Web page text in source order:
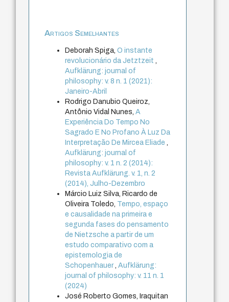
Artigos Semelhantes
Deborah Spiga,O instante
revolucionário da Jetztzeit,
Aufklärung: journal of
philosophy: v. 8 n. 1 (2021):
Janeiro-Abril
Rodrigo Danubio Queiroz,
Antônio Vidal Nunes,A
Experiência Do Tempo No
Sagrado E No Profano À Luz Da
Interpretação De Mircea Eliade,
Aufklärung: journal of
philosophy: v. 1 n. 2 (2014):
Revista Aufklärung. v. 1, n. 2
(2014), Julho-Dezembro
Márcio Luiz Silva, Ricardo de
Oliveira Toledo, Tempo, espaço
e causalidade na primeira e
segunda fases do pensamento
de Nietzsche a partir de um
estudo comparativo com a
epistemologia de
Schopenhauer,Aufklärung:
journal of philosophy: v. 11 n. 1
(2024)
José Roberto Gomes, Iraquitan